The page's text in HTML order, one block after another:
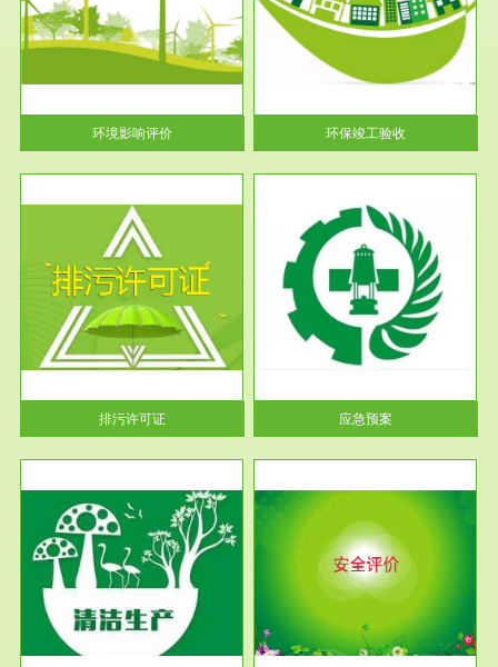
环境影响评价
环保竣工验收
根据《建设项目环境保护管理条
例》第十七条 编制环境影响报
告书、...
环保竣工验收
排污许可证
服务范围
应急预案
根据《中华人民共和国环境保护
法》第十九条 企业事业单位应
当按照...
应急预案
服务范围
安全评价
安全评价安全评价目的是查找、
分析和预测工程、系统、生产经